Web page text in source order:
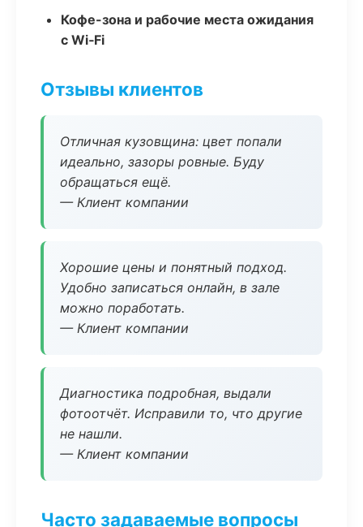
Кофе-зона и рабочие места ожидания
с Wi‑Fi
Отзывы клиентов
Отличная кузовщина: цвет попали
идеально, зазоры ровные. Буду
обращаться ещё.
— Клиент компании
Хорошие цены и понятный подход.
Удобно записаться онлайн, в зале
можно поработать.
— Клиент компании
Диагностика подробная, выдали
фотоотчёт. Исправили то, что другие
не нашли.
— Клиент компании
Часто задаваемые вопросы